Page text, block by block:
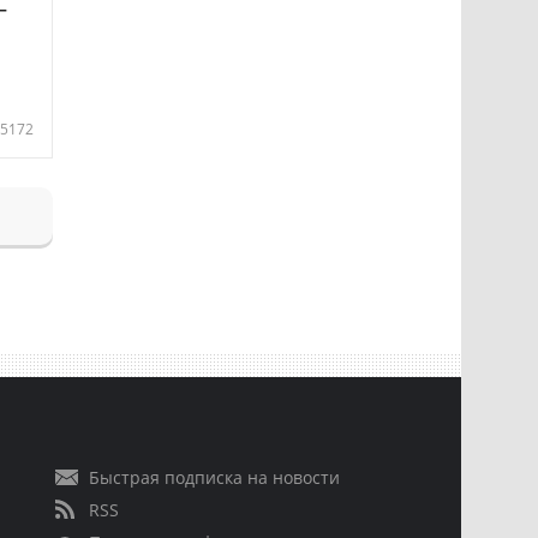
5172
Быстрая подписка на новости
RSS